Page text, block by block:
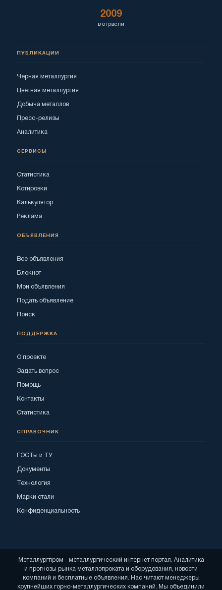
2009
в отрасли
ПУБЛИКАЦИИ
Черная металлургия
Цветная металлургия
Добыча металлов
Пресс-релизы
Аналитика
СЕРВИСЫ
Статистика
Котировки
Калькулятор
Реклама
ОБЪЯВЛЕНИЯ
Все объявления
Блокнот
Мои объявления
Подать объявление
Поиск
ПОДДЕРЖКА
О проекте
Задать вопрос
Помощь
Контакты
Статистика
СПРАВОЧНИК
ГОСТы и ТУ
Документы
Технология
Марки стали
Конфиденциальность
Металлургпром - металлургический интернет портал. Аналитика
и прогнозы рынка металлопроката и оборудования, новости
компаний и бесплатные объявления. Нас читают менеджеры
крупнейших горно-металлургических компаний. Мы объединили